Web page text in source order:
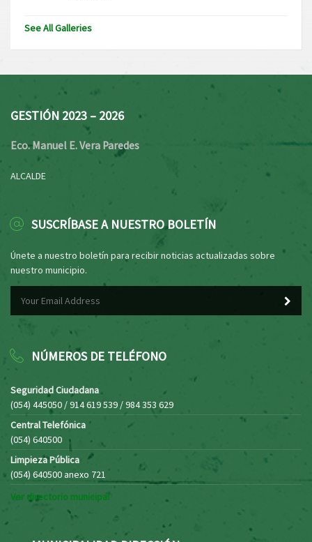
See All Galleries
GESTIÓN 2023 – 2026
Eco. Manuel E. Vera Paredes
ALCALDE
SUSCRÍBASE A NUESTRO BOLETÍN
Únete a nuestro boletín para recibir noticias actualizadas sobre
nuestro municipio.
NÚMEROS DE TELÉFONO
Seguridad Ciudadana
(054) 445050 / 914 619 539 / 984 353 629
Central Telefónica
(054) 640500
Limpieza Pública
(054) 640500 anexo 721
Ver directorio municipal